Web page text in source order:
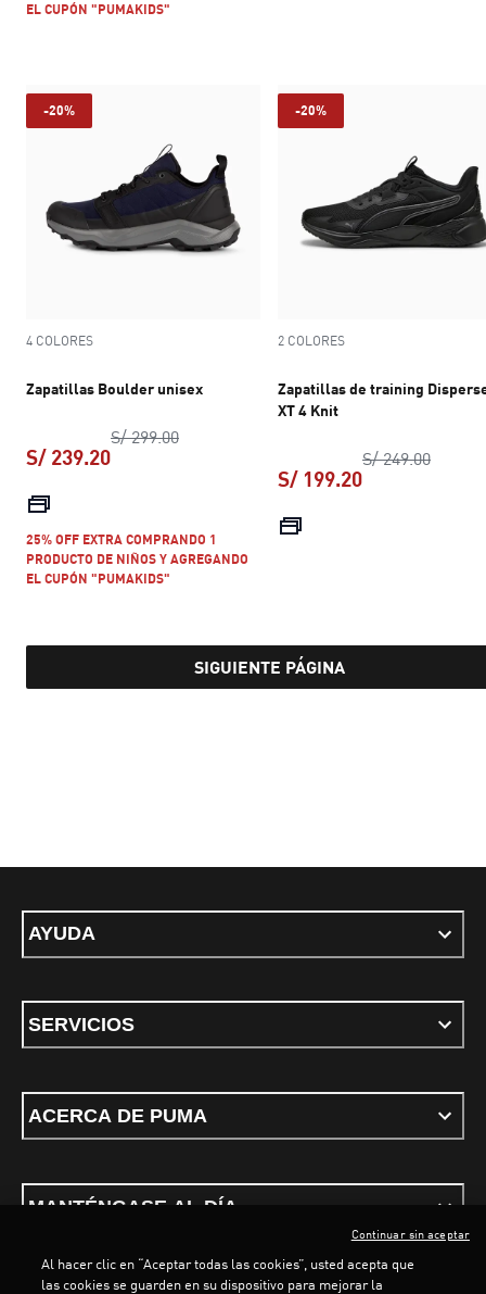
EL CUPÓN "PUMAKIDS"
-20%
4 COLORES
Zapatillas Boulder unisex
S/ 299.00precio original S/ 299.00
S/ 239.20
25% OFF EXTRA COMPRANDO 1
PRODUCTO DE NIÑOS Y AGREGANDO
EL CUPÓN "PUMAKIDS"
-20%
2 COLORES
Zapatillas de training
XT 4 Knit
S/ 249.00precio
S/ 199.20
SIGUIENTE PÁGINA
AYUDA
SERVICIOS
ACERCA DE PUMA
MANTÉNGASE AL DÍA
Al hacer clic en “Aceptar todas las cookies”, usted acepta que
las cookies se guarden en su dispositivo para mejorar la
Continuar sin aceptar